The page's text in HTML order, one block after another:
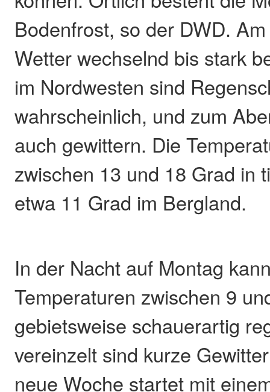
Bodenfrost, so der DWD.
Wetter wechselnd bis stark
im Nordwesten sind
wahrscheinlich, und zum
auch gewittern. Die
zwischen 13 und 18 Grad in
etwa 11 Grad im Bergland.
In der Nacht auf Montag
Temperaturen zwischen 9
gebietsweise schauerartig
vereinzelt sind kurze
neue Woche startet mit